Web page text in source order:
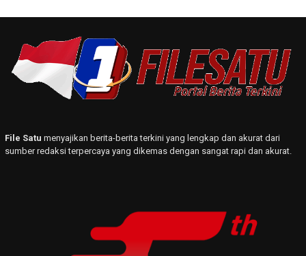
File Satu menyajikan berita-berita terkini yang lengkap dan akurat dari
sumber redaksi terpercaya yang dikemas dengan sangat rapi dan akurat.